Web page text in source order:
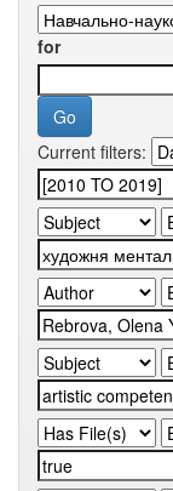
for
Current filters: